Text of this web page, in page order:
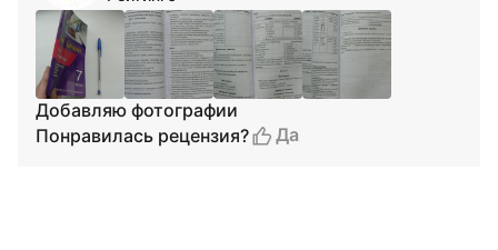
Добавляю фотографии
Понравилась рецензия?
Да